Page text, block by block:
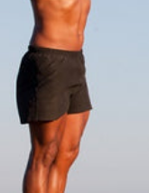
”Protein Powder“
”Overnight Oats“
”Vegan protein“
”Collagen“
”Micellar Casein“
PROTEIN